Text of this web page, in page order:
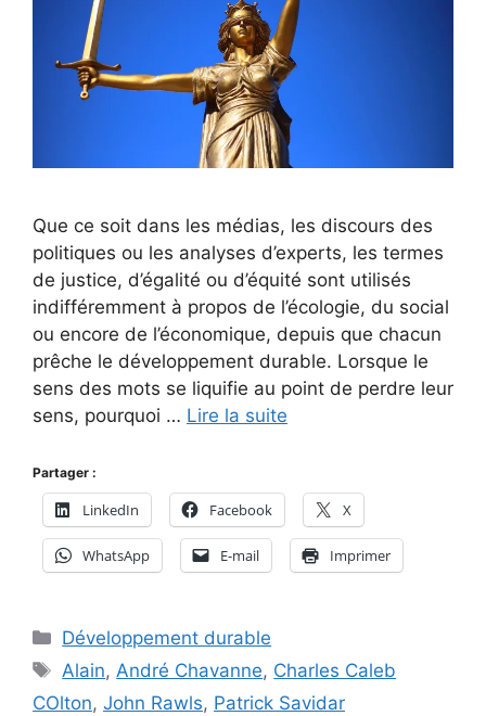
Que ce soit dans les médias, les discours des
politiques ou les analyses d’experts, les termes
de justice, d’égalité ou d’équité sont utilisés
indifféremment à propos de l’écologie, du social
ou encore de l’économique, depuis que chacun
prêche le développement durable. Lorsque le
sens des mots se liquifie au point de perdre leur
sens, pourquoi … Lire la suite
Partager :
LinkedIn Facebook X
WhatsApp E-mail Imprimer
Catégories
Développement durable
Étiquettes
Alain, André Chavanne, Charles Caleb
COlton, John Rawls, Patrick Savidar